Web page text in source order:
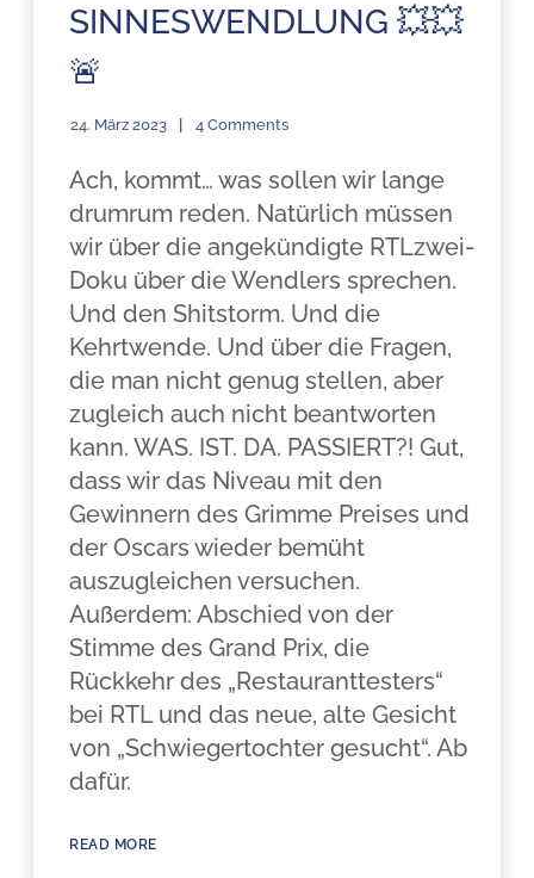
SINNESWENDLUNG 💥💥
🚨
24. März 2023 4 Comments
Ach, kommt… was sollen wir lange
drumrum reden. Natürlich müssen
wir über die angekündigte RTLzwei-
Doku über die Wendlers sprechen.
Und den Shitstorm. Und die
Kehrtwende. Und über die Fragen,
die man nicht genug stellen, aber
zugleich auch nicht beantworten
kann. WAS. IST. DA. PASSIERT?! Gut,
dass wir das Niveau mit den
Gewinnern des Grimme Preises und
der Oscars wieder bemüht
auszugleichen versuchen.
Außerdem: Abschied von der
Stimme des Grand Prix, die
Rückkehr des „Restauranttesters“
bei RTL und das neue, alte Gesicht
von „Schwiegertochter gesucht“. Ab
dafür.
READ MORE